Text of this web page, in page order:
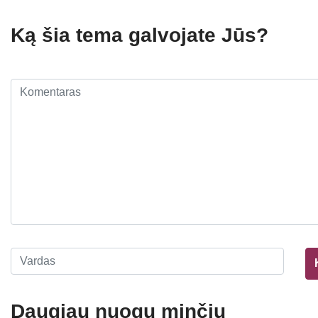
Ką šia tema galvojate Jūs?
Daugiau nuogų minčių